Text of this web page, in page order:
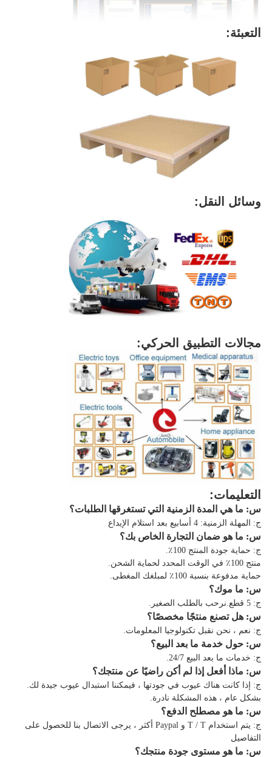
التعبئة:
وسائل النقل:
مجالات التطبيق الحركي:
التعليمات:
س: ما هي المدة الزمنية التي تستغرقها الطلبات؟
ج: المهلة الزمنية: 4 أسابيع بعد استلام الإيداع
س: ما هو ضمان التجارة الخاص بك؟
ج: حماية جودة المنتج 100٪.
منتج 100٪ في الوقت المحدد لحماية الشحن.
حماية مدفوعة بنسبة 100٪ لمبلغك المغطى.
س: ما موك؟
ج: 5 قطع.نرحب بالطلب الصغير.
س: هل تصنع منتجًا مخصصًا؟
ج: نعم ، نحن نقبل تكنولوجيا المعلومات.
س: حول خدمة ما بعد البيع؟
ج: خدمات ما بعد البيع 24/7.
س: ماذا أفعل إذا لم أكن راضيًا عن منتجك؟
ج: إذا كانت هناك عيوب في جودتها ، فيمكننا استبدال عيوب جيدة لك.
بشكل عام ، هذه المشكلة نادرة.
س: ما هو مصطلح الدفع؟
ج: يتم استخدام T / T و Paypal أكثر ، يرجى الاتصال بنا للحصول على
التفاصيل
س: ما هو مستوى جودة منتجك؟